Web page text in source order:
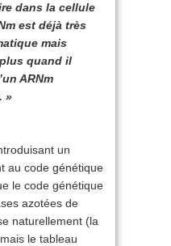
dans la cellule
est déjà très
mais
quand il
ARNm
»
un
au code génétique
le code génétique
azotées de
naturellement (la
le tableau